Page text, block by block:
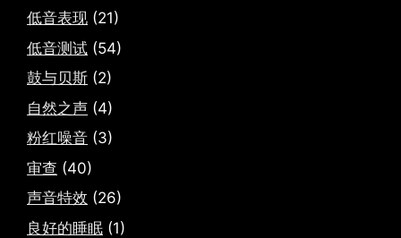
低音表现 (21)
低音测试 (54)
鼓与贝斯 (2)
自然之声 (4)
粉红噪音 (3)
审查 (40)
声音特效 (26)
良好的睡眠 (1)